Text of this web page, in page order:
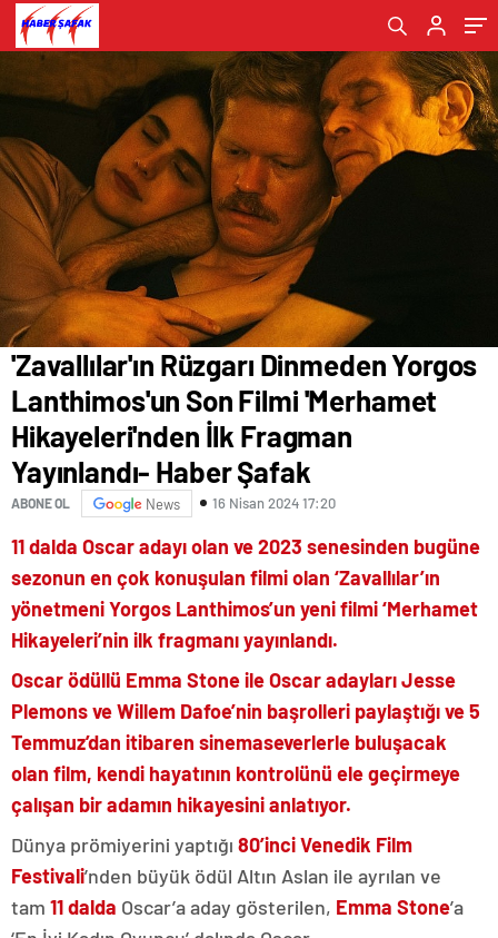
Hikayeleri'nden İlk Fragman Yayınlandı-
Haber Şafak
'Zavallılar'ın Rüzgarı Dinmeden Yorgos
Lanthimos'un Son Filmi 'Merhamet
Hikayeleri'nden İlk Fragman
Yayınlandı- Haber Şafak
ABONE OL News 16 Nisan 2024 17:20
11 dalda Oscar adayı olan ve 2023 senesinden bugüne
sezonun en çok konuşulan filmi olan ‘Zavallılar’ın
yönetmeni Yorgos Lanthimos’un yeni filmi ‘Merhamet
Hikayeleri’nin ilk fragmanı yayınlandı.
Oscar ödüllü Emma Stone ile Oscar adayları Jesse
Plemons ve Willem Dafoe’nin başrolleri paylaştığı ve 5
Temmuz’dan itibaren sinemaseverlerle buluşacak
olan film, kendi hayatının kontrolünü ele geçirmeye
çalışan bir adamın hikayesini anlatıyor.
Dünya prömiyerini yaptığı 80’inci Venedik Film
Festivali’nden büyük ödül Altın Aslan ile ayrılan ve
tam 11 dalda Oscar’a aday gösterilen, Emma Stone’a
“sürdürülebilir bir dünya için" 21 Nisan 2024
Pazar günü 12.00'de başlıyor – Haber Şafak